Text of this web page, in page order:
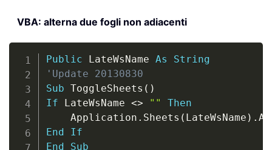
VBA: alterna due fogli non adiacenti
Public LateWsName As
String
'Update 20130830
Sub ToggleSheets ( )
If LateWsName <> ""
Then
    Application
. Sheets ( LateWsName ) .
End
If
End
Sub